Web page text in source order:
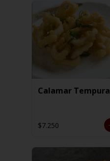
Calamar Tempura
$7.250